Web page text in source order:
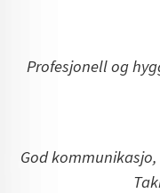
Profesjonell og
God